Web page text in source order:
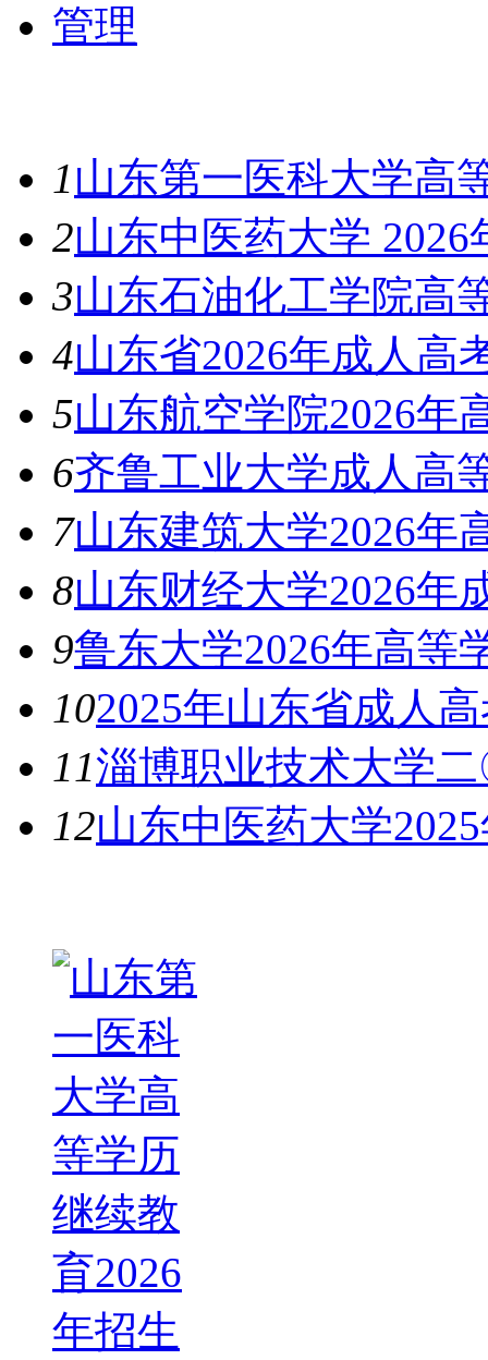
管理
1山东第一医科大学高
2山东中医药大学
3山东石油化工学院高
4山东省2026年成人高
5山东航空学院2026年
6齐鲁工业大学成人高
7山东建筑大学2026年
8山东财经大学2026年
9鲁东大学2026年高等
102025年山东省成人
11淄博职业技术大学
12山东中医药大学